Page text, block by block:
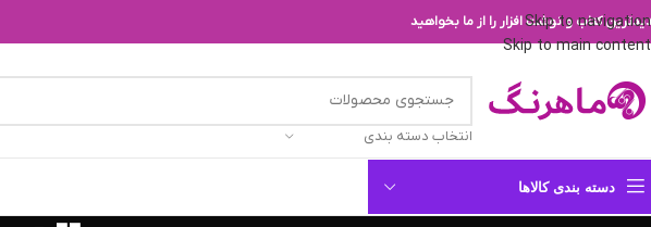
Skip to navigation
Skip to main content
کتاب و نوشت افزار را از ما بخواهید
انتخاب دسته بندی
دسته بندی کالاها